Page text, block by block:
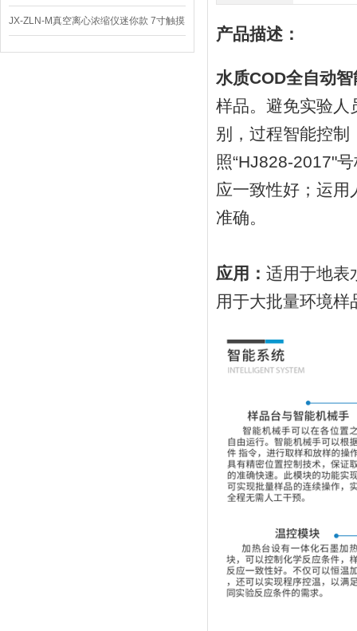
JX-ZLN-M真空离心浓缩仪迷你款 7寸触摸
屏
产品描述：
水质COD全自动
样品。避免实验人
别，过程智能控制
照“HJ828-2017"
应一致性好；运用
准确。
应用： 适用于地表
用于大批量环境